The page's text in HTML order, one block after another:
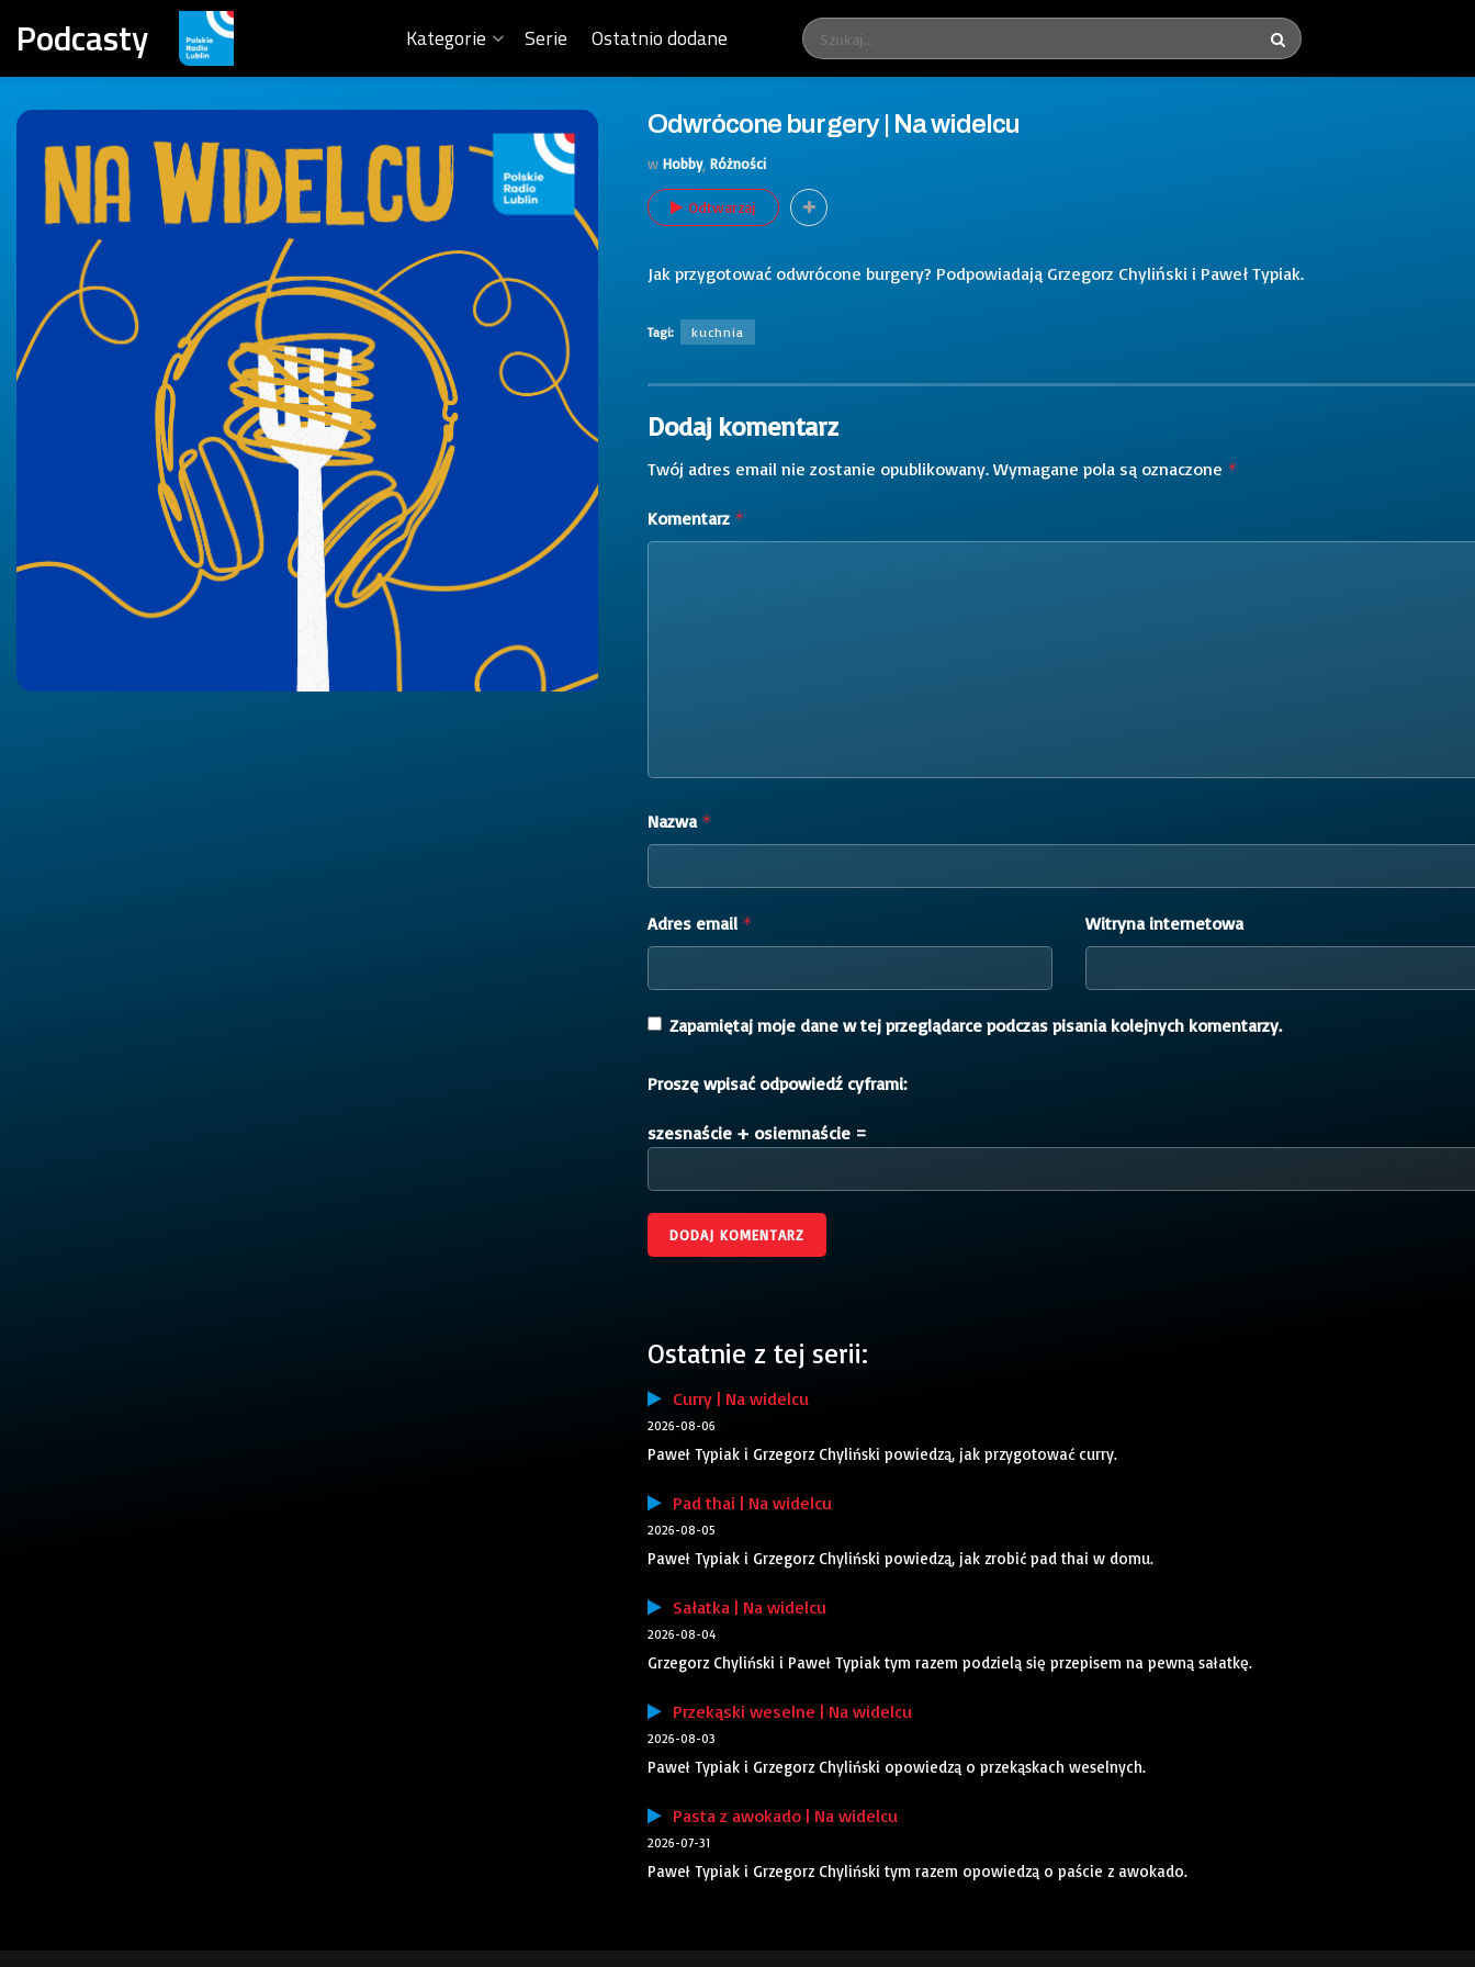
Podcasty Kategorie Serie Ostatnio dodane
Odwrócone burgery | Na widelcu
w Hobby, Różności
Odtwarzaj
Jak przygotować odwrócone burgery? Podpowiadają Grzegorz Chyliński i Paweł Typiak.
Tagi: kuchnia
Dodaj komentarz
Twój adres email nie zostanie opublikowany. Wymagane pola są oznaczone *
Komentarz *
Nazwa *
Adres email * Witryna internetowa
Zapamiętaj moje dane w tej przeglądarce podczas pisania kolejnych komentarzy.
Proszę wpisać odpowiedź cyframi:
szesnaście + osiemnaście =
Ostatnie z tej serii:
Curry | Na widelcu
2026-08-06
Paweł Typiak i Grzegorz Chyliński powiedzą, jak przygotować curry.
Pad thai | Na widelcu
2026-08-05
Paweł Typiak i Grzegorz Chyliński powiedzą, jak zrobić pad thai w domu.
Sałatka | Na widelcu
2026-08-04
Grzegorz Chyliński i Paweł Typiak tym razem podzielą się przepisem na pewną sałatkę.
Przekąski weselne | Na widelcu
2026-08-03
Paweł Typiak i Grzegorz Chyliński opowiedzą o przekąskach weselnych.
Pasta z awokado | Na widelcu
2026-07-31
Paweł Typiak i Grzegorz Chyliński tym razem opowiedzą o paście z awokado.